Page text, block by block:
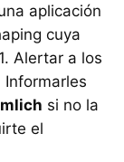
aplicación
cuya
Alertar a los
si no la
el